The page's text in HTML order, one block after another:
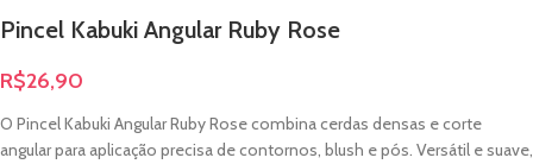
Pincel Kabuki Angular Ruby Rose
R$26,90
O Pincel Kabuki Angular Ruby Rose combina cerdas densas e corte
angular para aplicação precisa de contornos, blush e pós. Versátil e suave,